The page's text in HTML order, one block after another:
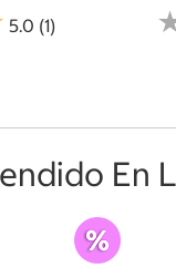
5.0 (1)
En